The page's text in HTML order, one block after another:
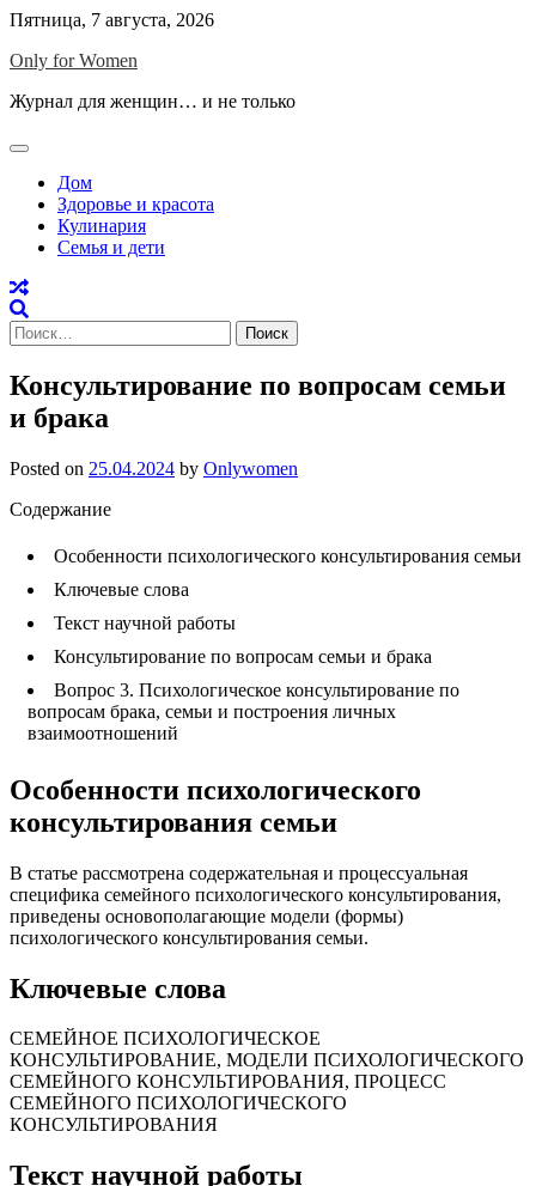
Skip
content
Пятница, 7 августа, 2026
Only for Women
Журнал для женщин… и не только
Дом
Здоровье и красота
Кулинария
Семья и дети
Найти:
Консультирование по вопросам семьи
и брака
Posted on 25.04.2024 by Onlywomen
Содержание
Особенности психологического консультирования семьи
Ключевые слова
Текст научной работы
Консультирование по вопросам семьи и брака
Вопрос 3. Психологическое консультирование по
вопросам брака, семьи и построения личных
взаимоотношений
Особенности психологического
консультирования семьи
В статье рассмотрена содержательная и процессуальная
специфика семейного психологического консультирования,
приведены основополагающие модели (формы)
психологического консультирования семьи.
Ключевые слова
СЕМЕЙНОЕ ПСИХОЛОГИЧЕСКОЕ
КОНСУЛЬТИРОВАНИЕ, МОДЕЛИ ПСИХОЛОГИЧЕСКОГО
СЕМЕЙНОГО КОНСУЛЬТИРОВАНИЯ, ПРОЦЕСС
СЕМЕЙНОГО ПСИХОЛОГИЧЕСКОГО
КОНСУЛЬТИРОВАНИЯ
Текст научной работы